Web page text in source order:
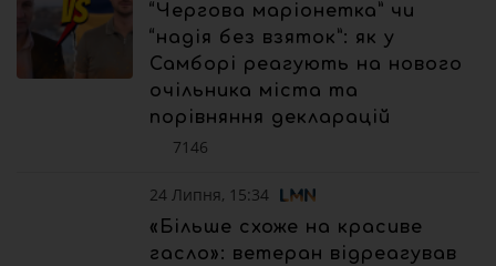
“Чергова маріонетка” чи
“надія без взяток”: як у
Самборі реагують на нового
очільника міста та
порівняння декларацій
7146
24 Липня, 15:34
«Більше схоже на красиве
гасло»: ветеран відреагував